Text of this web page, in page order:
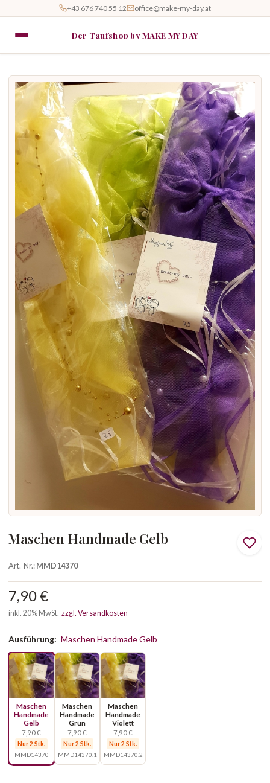
+43 676 740 55 12 office@make-my-day.at
Der Taufshop by MAKE MY DAY
Maschen Handmade Gelb
Art.-Nr.:MMD14370
7,90 €
inkl. 20% MwSt. zzgl. Versandkosten
Ausführung: Maschen Handmade Gelb
Maschen
Handmade
Gelb
7,90 €
Nur 2 Stk.
MMD14370
Maschen
Handmade
Grün
7,90 €
Nur 2 Stk.
MMD14370.1
Maschen
Handmade
Violett
7,90 €
Nur 2 Stk.
MMD14370.2